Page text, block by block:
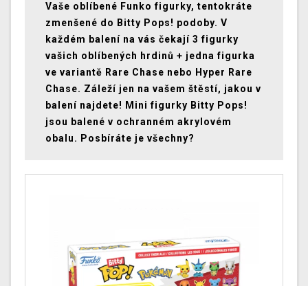
Vaše oblíbené Funko figurky, tentokráte
zmenšené do Bitty Pops! podoby. V
každém balení na vás čekají 3 figurky
vašich oblíbených hrdinů + jedna figurka
ve variantě Rare Chase nebo Hyper Rare
Chase. Záleží jen na vašem štěstí, jakou v
balení najdete! Mini figurky Bitty Pops!
jsou balené v ochranném akrylovém
obalu. Posbíráte je všechny?